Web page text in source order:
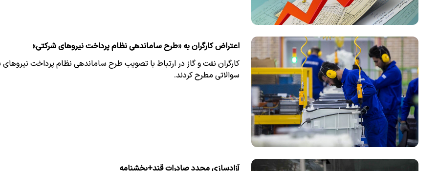
اعتراض کارگران به «طرح ساماندهی نظام پرداخت نیروهای شرکتی»
کارگران نفت و گاز در ارتباط با تصویب طرح ساماندهی نظام پرداخت نیروهای
سوالاتی مطرح کردند.